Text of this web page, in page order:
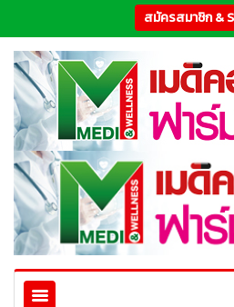
สมัครสมาชิก &